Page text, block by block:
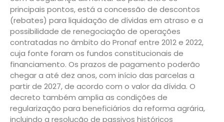
principais pontos, está a concessão de descontos
(rebates) para liquidação de dívidas em atraso e a
possibilidade de renegociação de operações
contratadas no âmbito do Pronaf entre 2012 e 2022,
cuja fonte foram os fundos constitucionais de
financiamento. Os prazos de pagamento poderão
chegar a até dez anos, com início das parcelas a
partir de 2027, de acordo com o valor da dívida. O
decreto também amplia as condições de
regularização para beneficiários da reforma agrária,
incluindo a resolução de passivos históricos